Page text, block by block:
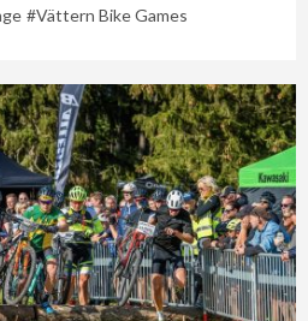
Vättern Bike Games